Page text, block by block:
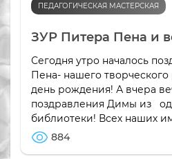
ПЕДАГОГИЧЕСКАЯ МАСТЕРСКАЯ
ЗУР Питера Пена и
Сегодня утро началось
Пена- нашего творческого
день рождения! А вчера
поздравления Димы из
библиотеки! Всех наших
884